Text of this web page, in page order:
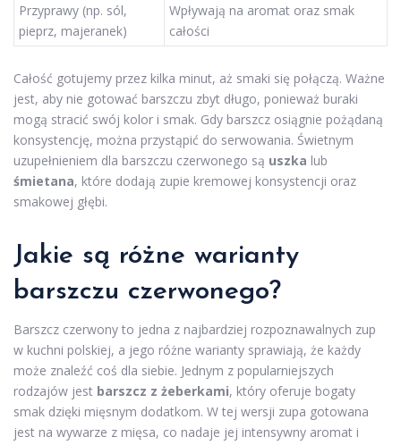
Przyprawy (np. sól,
pieprz, majeranek)
Wpływają na aromat oraz smak
całości
Całość gotujemy przez kilka minut, aż smaki się połączą. Ważne
jest, aby nie gotować barszczu zbyt długo, ponieważ buraki
mogą stracić swój kolor i smak. Gdy barszcz osiągnie pożądaną
konsystencję, można przystąpić do serwowania. Świetnym
uzupełnieniem dla barszczu czerwonego są uszka lub
śmietana, które dodają zupie kremowej konsystencji oraz
smakowej głębi.
Jakie są różne warianty
barszczu czerwonego?
Barszcz czerwony to jedna z najbardziej rozpoznawalnych zup
w kuchni polskiej, a jego różne warianty sprawiają, że każdy
może znaleźć coś dla siebie. Jednym z popularniejszych
rodzajów jest barszcz z żeberkami, który oferuje bogaty
smak dzięki mięsnym dodatkom. W tej wersji zupa gotowana
jest na wywarze z mięsa, co nadaje jej intensywny aromat i